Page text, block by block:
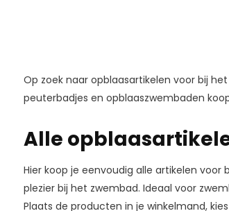
Op zoek naar opblaasartikelen voor bij
peuterbadjes en opblaaszwembaden
Alle
Hier koop je eenvoudig alle artikelen
plezier bij het zwembad. Ideaal voor
Plaats de producten in je winkelmand,